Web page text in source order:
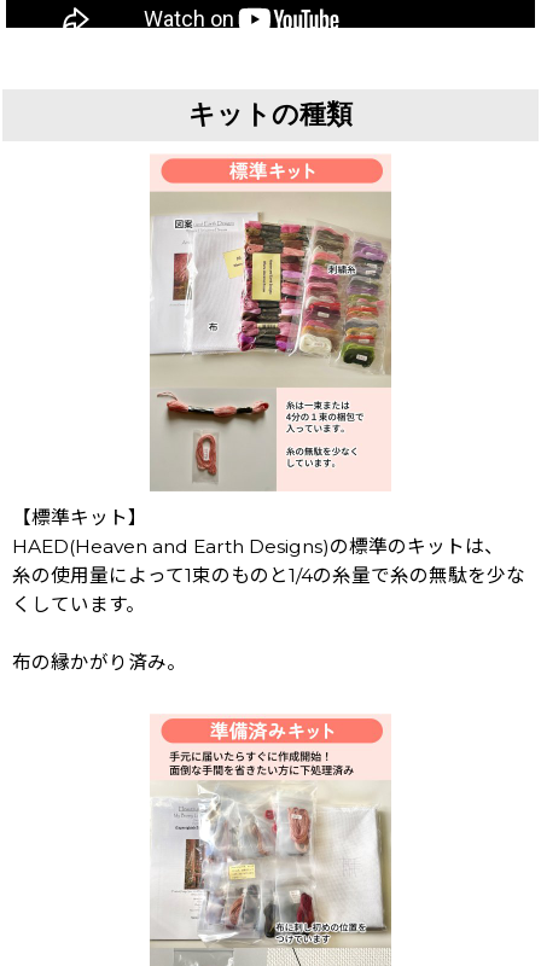
キットの種類
【標準キット】
HAED(Heaven and Earth Designs)の標準のキットは、
糸の使用量によって1束のものと1/4の糸量で糸の無駄を少な
くしています。
布の縁かがり済み。